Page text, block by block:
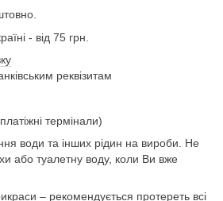
- від 75 грн.
реквізитам
термінали)
води та інших рідин на вироби. Не
або туалетну воду, коли Ви вже
– рекомендується протереть всі